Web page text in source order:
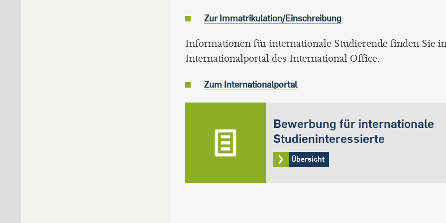
Zur Immatrikulation/Einschreibung
Informationen für internationale Studierende finden Sie
Internationalportal des International Office.
Zum Internationalportal
Bewerbung für internationale
Studieninteressierte
Übersicht